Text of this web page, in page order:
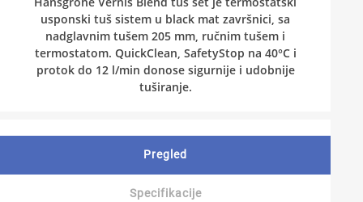
usponski tuš sistem u black mat završnici, sa
nadglavnim tušem 205 mm, ručnim tušem i
termostatom. QuickClean, SafetyStop na 40°C i
protok do 12 l/min donose sigurnije i udobnije
tuširanje.
Pregled
Specifikacije